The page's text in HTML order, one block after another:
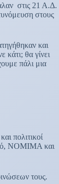
στις 21 Α.Δ.
στους
και
κάτι; θα γίνει
πάλι μια
πολιτικοί
ΝΟΜΙΜΑ και
τους.